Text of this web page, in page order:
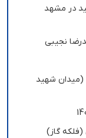
در مشهد
نجیبی
شهید
گاز)